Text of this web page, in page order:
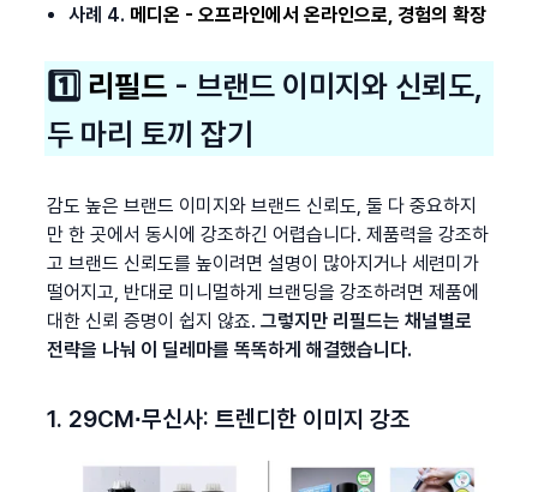
사례 4. 메디온 - 오프라인에서 온라인으로, 경험의 확장
1️⃣ 리필드 - 브랜드 이미지와 신뢰도,
두 마리 토끼 잡기
감도 높은 브랜드 이미지와 브랜드 신뢰도, 둘 다 중요하지
만 한 곳에서 동시에 강조하긴 어렵습니다. 제품력을 강조하
고 브랜드 신뢰도를 높이려면 설명이 많아지거나 세련미가
떨어지고, 반대로 미니멀하게 브랜딩을 강조하려면 제품에
대한 신뢰 증명이 쉽지 않죠. 그렇지만 리필드는 채널별로
전략을 나눠 이 딜레마를 똑똑하게 해결했습니다.
1. 29CM∙무신사: 트렌디한 이미지 강조